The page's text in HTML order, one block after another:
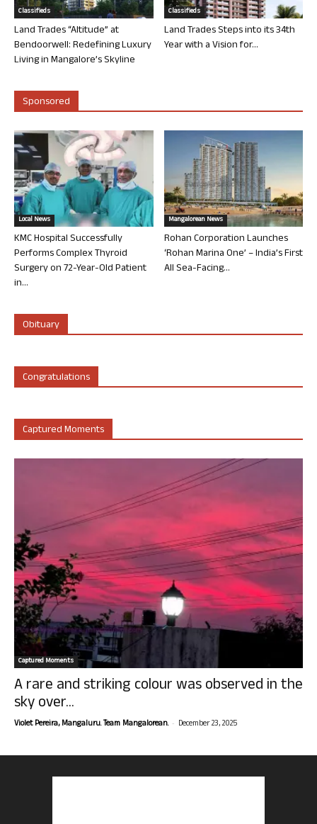
Classifieds
Land Trades “Altitude” at
Bendoorwell: Redefining Luxury
Living in Mangalore’s Skyline
Classifieds
Land Trades Steps into its 34th
Year with a Vision for...
Sponsored
Local News
KMC Hospital Successfully
Performs Complex Thyroid
Surgery on 72-Year-Old Patient
in...
Mangalorean News
Rohan Corporation Launches
‘Rohan Marina One’ – India’s First
All Sea-Facing...
Obituary
Congratulations
Captured Moments
Captured Moments
A rare and striking colour was observed in the
sky over...
Violet Pereira, Mangaluru. Team Mangalorean. - December 23, 2025